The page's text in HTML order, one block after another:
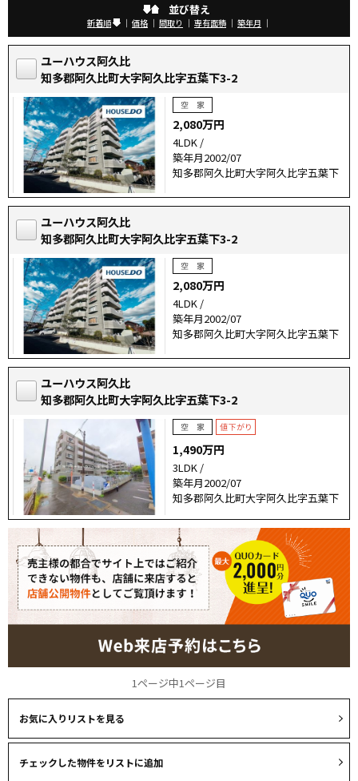
並び替え
新着順 ｜ 価格 ｜ 間取り ｜ 専有面積 ｜ 築年月 ｜
ユーハウス阿久比
知多郡阿久比町大字阿久比字五葉下3-2
2,080万円
4LDK /
築年月2002/07
知多郡阿久比町大字阿久比字五葉下
ユーハウス阿久比
知多郡阿久比町大字阿久比字五葉下3-2
2,080万円
4LDK /
築年月2002/07
知多郡阿久比町大字阿久比字五葉下
ユーハウス阿久比
知多郡阿久比町大字阿久比字五葉下3-2
1,490万円
3LDK /
築年月2002/07
知多郡阿久比町大字阿久比字五葉下
1ページ中1ページ目
お気に入りリストを見る